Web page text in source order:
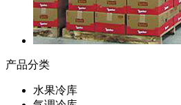
产品分类
水果冷库